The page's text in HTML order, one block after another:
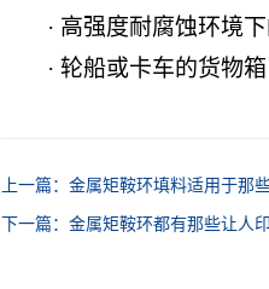
· 高强度耐腐蚀环境下
· 轮船或卡车的货物箱
上一篇：金属矩鞍环填料适用于那
下一篇：金属矩鞍环都有那些让人